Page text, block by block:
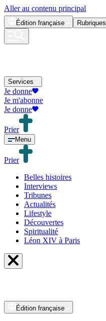
Aller au contenu principal
Édition française Rubriques
Services
Je donne
Je m'abonne
Je donne
Prier
Menu
Prier
Belles histoires
Interviews
Tribunes
Actualités
Lifestyle
Découvertes
Spiritualité
Léon XIV à Paris
Édition française